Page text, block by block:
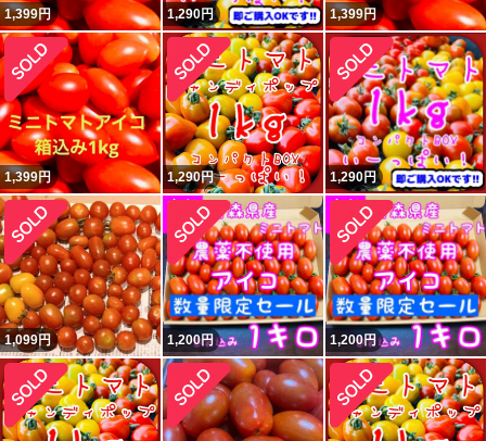
1,399円 1,290円 1,399円
1,399円 1,290円 1,290円
1,099円 1,200円 1,200円